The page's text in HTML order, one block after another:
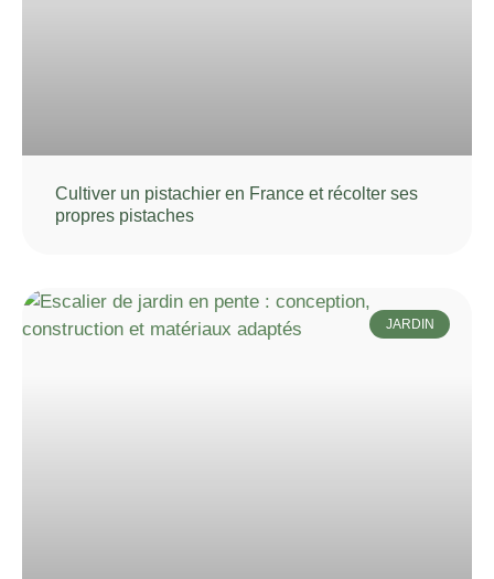
Cultiver un pistachier en France et récolter ses
propres pistaches
JARDIN